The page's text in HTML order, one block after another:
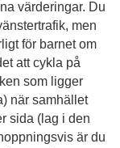
värderingar. Du
men
för barnet om
att cykla på
som ligger
när samhället
sida (lag i den
är du